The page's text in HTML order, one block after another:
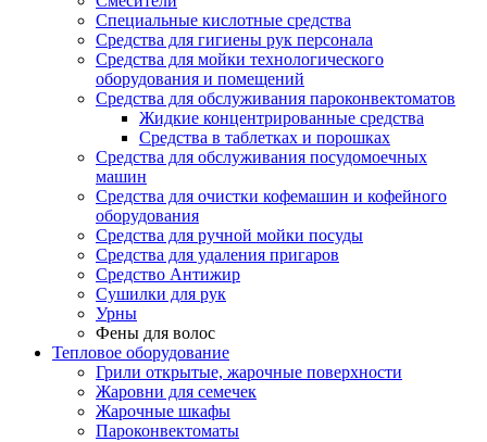
Специальные кислотные средства
Средства для гигиены рук персонала
Средства для мойки технологического
оборудования и помещений
Средства для обслуживания пароконвектоматов
Жидкие концентрированные средства
Средства в таблетках и порошках
Средства для обслуживания посудомоечных
машин
Средства для очистки кофемашин и кофейного
оборудования
Средства для ручной мойки посуды
Средства для удаления пригаров
Средство Антижир
Сушилки для рук
Урны
Фены для волос
Тепловое оборудование
Грили открытые, жарочные поверхности
Жаровни для семечек
Жарочные шкафы
Пароконвектоматы